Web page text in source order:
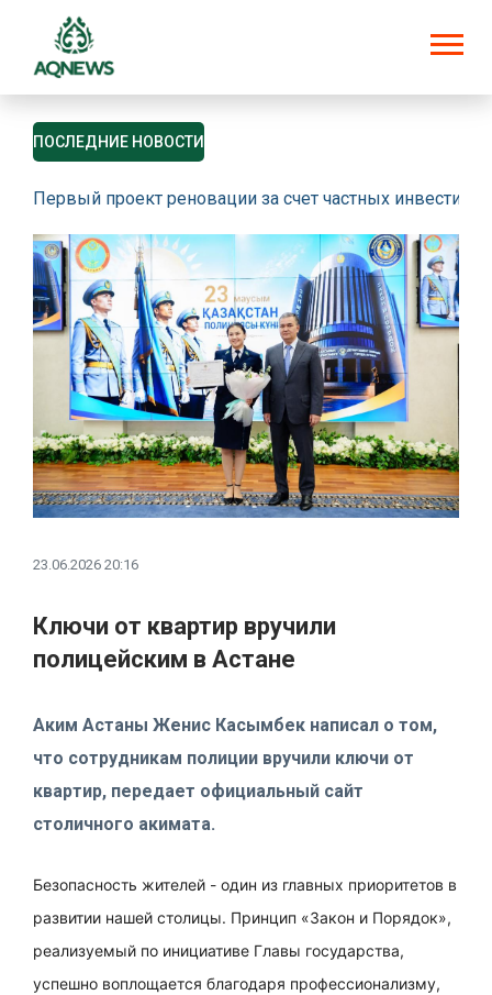
ПОСЛЕДНИЕ НОВОСТИ
Первый проект реновации за счет частных
23.06.2026 20:16
Ключи от квартир вручили
полицейским в Астане
Аким Астаны Женис Касымбек написал о том,
что сотрудникам полиции вручили ключи от
квартир, передает официальный сайт
столичного акимата.
Безопасность жителей - один из главных приоритетов в
развитии нашей столицы. Принцип «Закон и Порядок»,
реализуемый по инициативе Главы государства,
успешно воплощается благодаря профессионализму,